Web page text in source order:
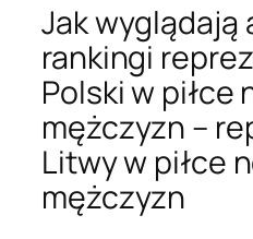
Jak wyglądają
rankingi
Polski w piłce
mężczyzn –
Litwy w piłce
mężczyzn